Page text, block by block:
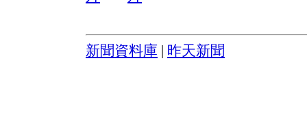
新聞資料庫 昨天新聞